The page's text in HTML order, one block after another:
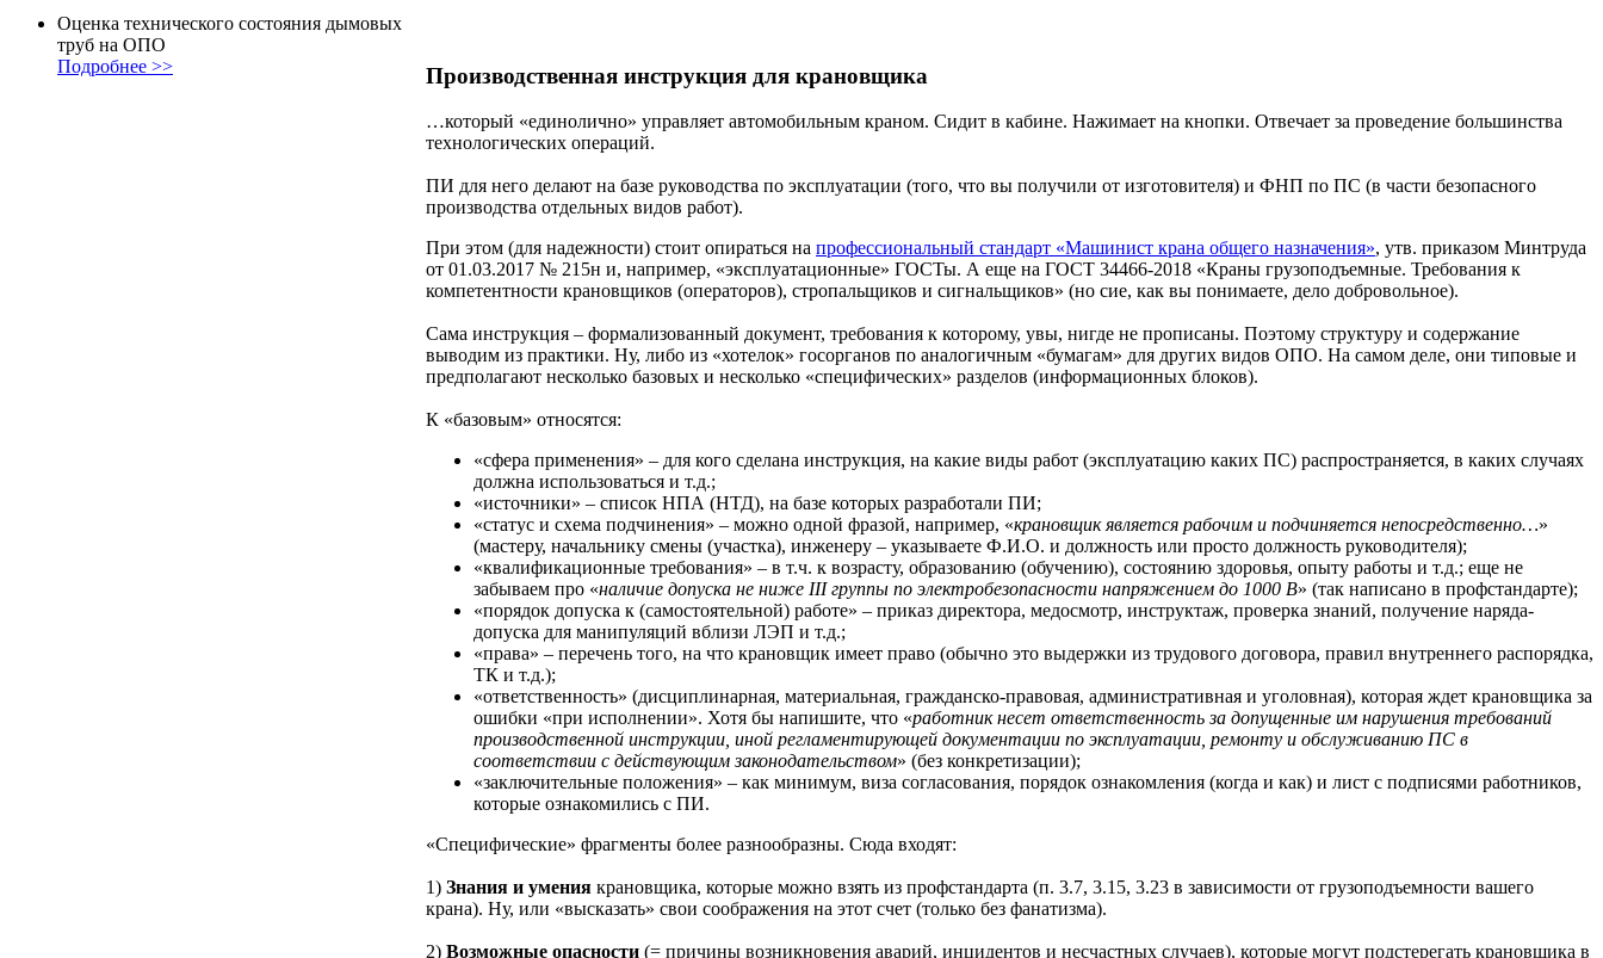
Оценка технического состояния дымовых
труб на ОПО
Подробнее >>
Производственная инструкция для крановщика
…который «единолично» управляет автомобильным краном. Сидит в кабине. Нажимает на кнопки. Отвечает за проведение большинства
технологических операций.
ПИ для него делают на базе руководства по эксплуатации (того, что вы получили от изготовителя) и ФНП по ПС (в части безопасного
производства отдельных видов работ).
При этом (для надежности) стоит опираться на профессиональный стандарт «Машинист крана общего назначения», утв. приказом Минтруда
от 01.03.2017 № 215н и, например, «эксплуатационные» ГОСТы. А еще на ГОСТ 34466-2018 «Краны грузоподъемные. Требования к
компетентности крановщиков (операторов), стропальщиков и сигнальщиков» (но сие, как вы понимаете, дело добровольное).
Сама инструкция – формализованный документ, требования к которому, увы, нигде не прописаны. Поэтому структуру и содержание
выводим из практики. Ну, либо из «хотелок» госорганов по аналогичным «бумагам» для других видов ОПО. На самом деле, они типовые и
предполагают несколько базовых и несколько «специфических» разделов (информационных блоков).
К «базовым» относятся:
«сфера применения» – для кого сделана инструкция, на какие виды работ (эксплуатацию каких ПС) распространяется, в каких случаях
должна использоваться и т.д.;
«источники» – список НПА (НТД), на базе которых разработали ПИ;
«статус и схема подчинения» – можно одной фразой, например, «крановщик является рабочим и подчиняется непосредственно…»
(мастеру, начальнику смены (участка), инженеру – указываете Ф.И.О. и должность или просто должность руководителя);
«квалификационные требования» – в т.ч. к возрасту, образованию (обучению), состоянию здоровья, опыту работы и т.д.; еще не
забываем про «наличие допуска не ниже III группы по электробезопасности напряжением до 1000 В» (так написано в профстандарте);
«порядок допуска к (самостоятельной) работе» – приказ директора, медосмотр, инструктаж, проверка знаний, получение наряда-
допуска для манипуляций вблизи ЛЭП и т.д.;
«права» – перечень того, на что крановщик имеет право (обычно это выдержки из трудового договора, правил внутреннего распорядка,
ТК и т.д.);
«ответственность» (дисциплинарная, материальная, гражданско-правовая, административная и уголовная), которая ждет крановщика за
ошибки «при исполнении». Хотя бы напишите, что «работник несет ответственность за допущенные им нарушения требований
производственной инструкции, иной регламентирующей документации по эксплуатации, ремонту и обслуживанию ПС в
соответствии с действующим законодательством» (без конкретизации);
«заключительные положения» – как минимум, виза согласования, порядок ознакомления (когда и как) и лист с подписями работников,
которые ознакомились с ПИ.
«Специфические» фрагменты более разнообразны. Сюда входят:
1) Знания и умения крановщика, которые можно взять из профстандарта (п. 3.7, 3.15, 3.23 в зависимости от грузоподъемности вашего
крана). Ну, или «высказать» свои соображения на этот счет (только без фанатизма).
2) Возможные опасности (= причины возникновения аварий, инцидентов и несчастных случаев), которые могут подстерегать крановщика в